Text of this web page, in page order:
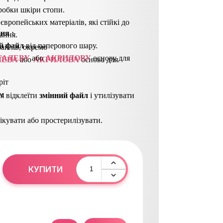
шкіри стопи.
матеріалів, які стійкі до
окремо
абоАКРИЛОВАоснова для
:
файлвід паперового шару.
абоАКРИЛОВУоснову для
відклеїтизмінний файл і утилізувати
або простерилізувати.
КУПИТИ